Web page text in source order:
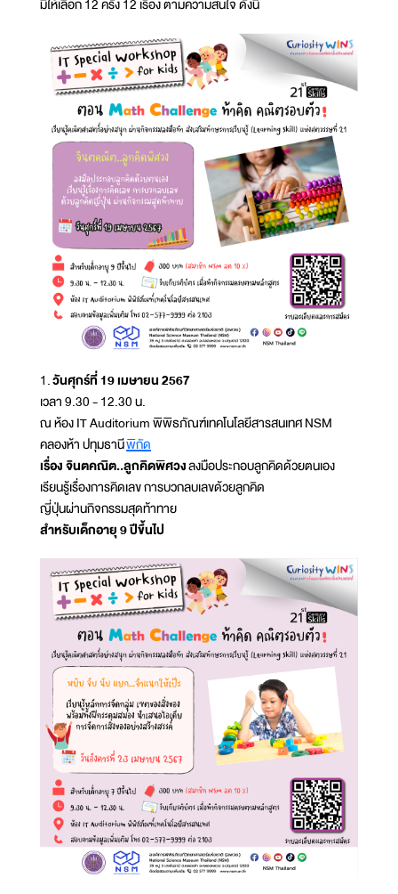
มีให้เลือก 12 ครั้ง 12 เรื่อง ตามความสนใจ ดังนี้
1.วันศุกร์ที่ 19 เมษายน 2567
เวลา 9.30 - 12.30 น.
ณ ห้อง IT Auditorium พิพิธภัณฑ์เทคโนโลยีสารสนเทศ NSM
คลองห้า ปทุมธานีพิกัด
เรื่อง จินตคณิต..ลูกคิดพิศวงลงมือประกอบลูกคิดด้วยตนเอง
เรียนรู้เรื่องการคิดเลข การบวกลบเลขด้วยลูกคิด
ญี่ปุ่นผ่านกิจกรรมสุดท้าทาย
สำหรับเด็กอายุ 9 ปีขึ้นไป